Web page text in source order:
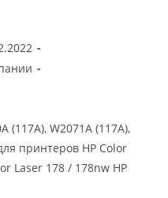
(117A), W2071A (117A),
принтеров HP Color
Laser 178 / 178nw HP